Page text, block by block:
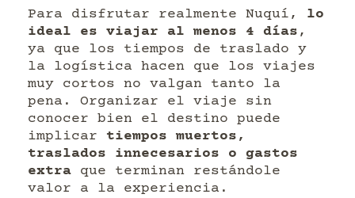
Para disfrutar realmente Nuquí, lo
ideal es viajar al menos 4 días ,
ya que los tiempos de traslado y
la logística hacen que los viajes
muy cortos no valgan tanto la
pena. Organizar el viaje sin
conocer bien el destino puede
implicar tiempos muertos,
traslados innecesarios o gastos
extra que terminan restándole
valor a la experiencia.